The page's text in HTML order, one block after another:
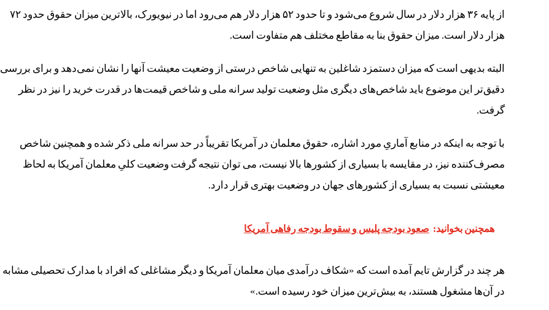
از پایه ۳۶ هزار دلار در سال شروع می‌شود و تا حدود ۵۲ هزار دلار هم می‌رود اما در نیویورک، بالاترین میزان حقوق حدود ۷۲
هزار دلار است. میزان حقوق بنا به مقاطع مختلف هم متفاوت است.
البته بدیهی است که میزان دستمزد شاغلین به تنهایی شاخص درستی از وضعیت معیشت آنها را نشان نمی‌دهد و برای بررسی
دقیق‌تر این موضوع باید شاخص‌های دیگری مثل وضعیت تولید سرانه ملی و شاخص قیمت‌ها در قدرت خرید را نیز در نظر
گرفت.
با توجه به اینکه در منابع آماریِ مورد اشاره، حقوق معلمان در آمریکا تقریباً در حد سرانه ملی ذکر شده و همچنین شاخص
مصرف‌کننده نیز، در مقایسه با بسیاری از کشورها بالا نیست، می توان نتیجه گرفت وضعیت کلیِ معلمان آمریکا به لحاظ
معیشتی نسبت به بسیاری از کشورهای جهان در وضعیت بهتری قرار دارد.
همچنین بخوانید: صعود بودجه پلیس و سقوط بودجه رفاهی آمریکا
هر چند در گزارش تایم آمده است که «شکاف درآمدی میان معلمان آمریکا و دیگر مشاغلی که افراد با مدارک تحصیلی مشابه
در آن‌ها مشغول هستند، به بیش‌ترین میزان خود رسیده است.»